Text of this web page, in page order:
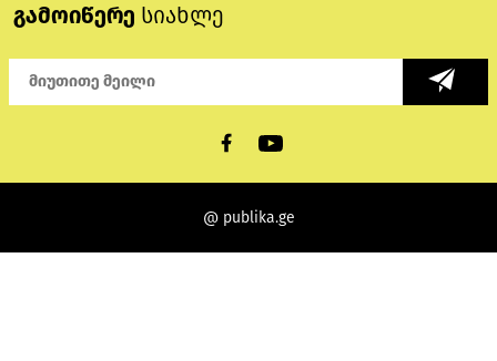
გამოიწერე სიახლე
@ publika.ge